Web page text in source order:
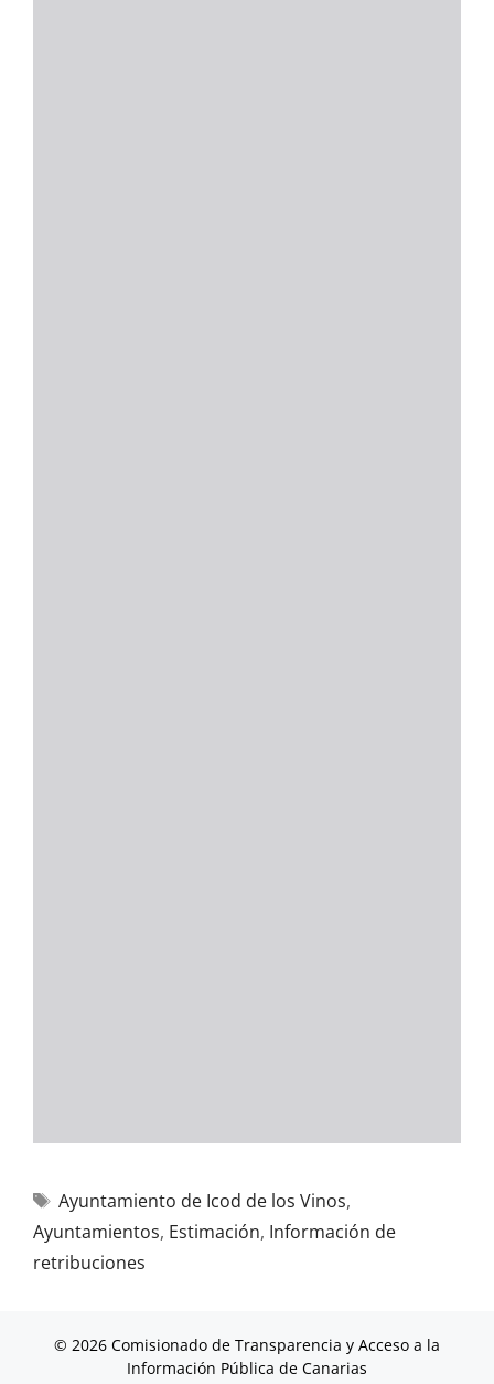
Ayuntamiento de Icod de los Vinos,
Ayuntamientos, Estimación, Información de
retribuciones
© 2026 Comisionado de Transparencia y Acceso a la
Información Pública de Canarias